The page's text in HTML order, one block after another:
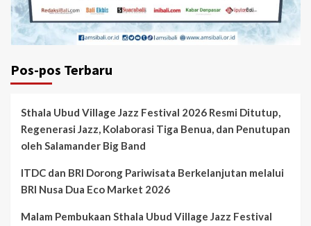
Pos-pos Terbaru
Sthala Ubud Village Jazz Festival 2026 Resmi Ditutup,
Regenerasi Jazz, Kolaborasi Tiga Benua, dan Penutupan
oleh Salamander Big Band
ITDC dan BRI Dorong Pariwisata Berkelanjutan melalui
BRI Nusa Dua Eco Market 2026
Malam Pembukaan Sthala Ubud Village Jazz Festival